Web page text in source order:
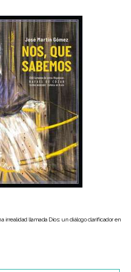
irrealidad llamada Dios: un diálogo clarificador en